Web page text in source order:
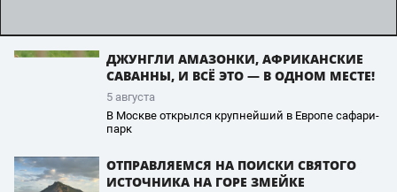
ДЖУНГЛИ АМАЗОНКИ, АФРИКАНСКИЕ
САВАННЫ, И ВСЁ ЭТО — В ОДНОМ МЕСТЕ!
5 августа
В Москве открылся крупнейший в Европе сафари-
парк
ОТПРАВЛЯЕМСЯ НА ПОИСКИ СВЯТОГО
ИСТОЧНИКА НА ГОРЕ ЗМЕЙКЕ